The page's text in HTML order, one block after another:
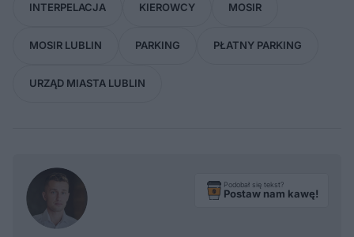
INTERPELACJA KIEROWCY MOSIR
MOSIR LUBLIN PARKING PŁATNY PARKING
URZĄD MIASTA LUBLIN
Podobał się tekst?
Postaw nam kawę!